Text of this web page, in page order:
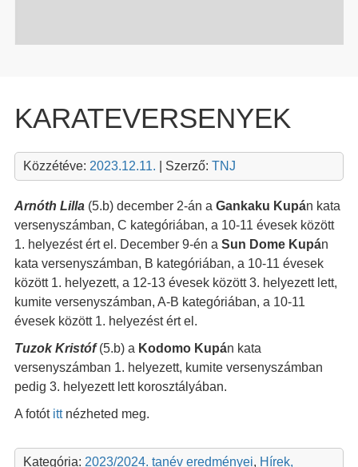
KARATEVERSENYEK
Közzétéve: 2023.12.11. | Szerző: TNJ
Arnóth Lilla (5.b) december 2-án a Gankaku Kupán kata
versenyszámban, C kategóriában, a 10-11 évesek között
1. helyezést ért el. December 9-én a Sun Dome Kupán
kata versenyszámban, B kategóriában, a 10-11 évesek
között 1. helyezett, a 12-13 évesek között 3. helyezett lett,
kumite versenyszámban, A-B kategóriában, a 10-11
évesek között 1. helyezést ért el.
Tuzok Kristóf(5.b) a Kodomo Kupán kata
versenyszámban 1. helyezett, kumite versenyszámban
pedig 3. helyezett lett korosztályában.
A fotót ittnézheted meg.
Kategória: 2023/2024. tanév eredményei, Hírek,